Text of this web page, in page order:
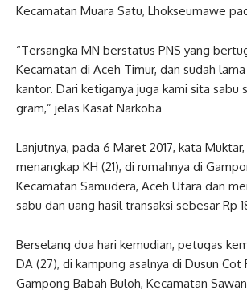
Kecamatan Muara Satu, Lhokseumawe
“Tersangka MN berstatus PNS yang
Kecamatan di Aceh Timur, dan sudah
kantor. Dari ketiganya juga kami sita sabu
gram,” jelas Kasat Narkoba
Lanjutnya, pada 6 Maret 2017, kata
menangkap KH (21), di rumahnya di
Kecamatan Samudera, Aceh Utara dan
sabu dan uang hasil transaksi sebesar Rp
Berselang dua hari kemudian, petugas
DA (27), di kampung asalnya di Dusun Cot
Gampong Babah Buloh, Kecamatan